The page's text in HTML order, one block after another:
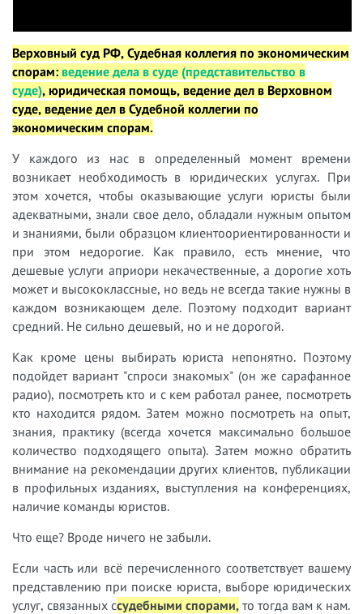
Верховный суд РФ, Судебная коллегия по экономическим
спорам: ведение дела в суде (представительство в
суде), юридическая помощь, ведение дел в Верховном
суде, ведение дел в Судебной коллегии по
экономическим спорам.
У каждого из нас в определенный момент времени
возникает необходимость в юридических услугах. При
этом хочется, чтобы оказывающие услуги юристы были
адекватными, знали свое дело, обладали нужным опытом
и знаниями, были образцом клиентоориентированности и
при этом недорогие. Как правило, есть мнение, что
дешевые услуги априори некачественные, а дорогие хоть
может и высококлассные, но ведь не всегда такие нужны в
каждом возникающем деле. Поэтому подходит вариант
средний. Не сильно дешевый, но и не дорогой.
Как кроме цены выбирать юриста непонятно. Поэтому
подойдет вариант "спроси знакомых" (он же сарафанное
радио), посмотреть кто и с кем работал ранее, посмотреть
кто находится рядом. Затем можно посмотреть на опыт,
знания, практику (всегда хочется максимально большое
количество подходящего опыта). Затем можно обратить
внимание на рекомендации других клиентов, публикации
в профильных изданиях, выступления на конференциях,
наличие команды юристов.
Что еще? Вроде ничего не забыли.
Если часть или всё перечисленного соответствует вашему
представлению при поиске юриста, выборе юридических
услуг, связанных ссудебными спорами, то тогда вам к нам.